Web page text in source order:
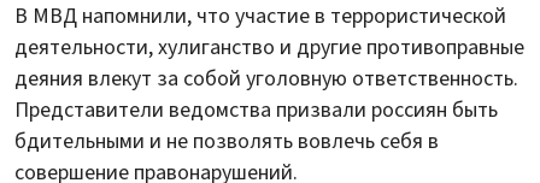
В МВД напомнили, что участие в террористической
деятельности, хулиганство и другие противоправные
деяния влекут за собой уголовную ответственность.
Представители ведомства призвали россиян быть
бдительными и не позволять вовлечь себя в
совершение правонарушений.